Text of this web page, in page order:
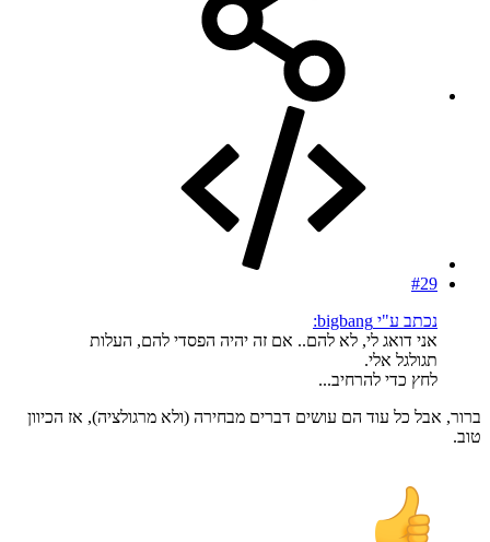
#29
נכתב ע"י bigbang:
אני דואג לי, לא להם.. אם זה יהיה הפסדי להם, העלות
תגולגל אלי.
לחץ כדי להרחיב...
ברור, אבל כל עוד הם עושים דברים מבחירה (ולא מרגולציה), אז הכיוון
טוב.